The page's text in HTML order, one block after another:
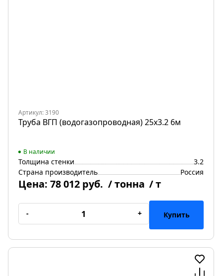
Артикул: 3190
Труба ВГП (водогазопроводная) 25х3.2 6м
В наличии
Толщина стенки
3.2
Страна производитель
Россия
Цена: 78 012 руб. / тонна / т
- + Купить